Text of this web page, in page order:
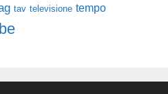
tav televisione tempo